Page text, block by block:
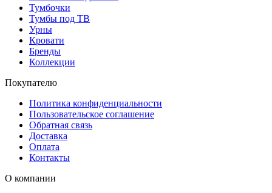
Тумбочки
Тумбы под ТВ
Урны
Кровати
Бренды
Коллекции
Покупателю
Политика конфиденциальности
Пользовательское соглашение
Обратная связь
Доставка
Оплата
Контакты
О компании